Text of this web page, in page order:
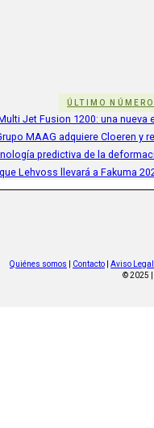
ÚLTIMO NÚMERO
Jet Fusion 1200: una
MAAG adquiere Cloeren
predictiva de la
Lehvoss llevará a Fakuma
Quiénes somos Contacto
Aviso Legal
© 2025